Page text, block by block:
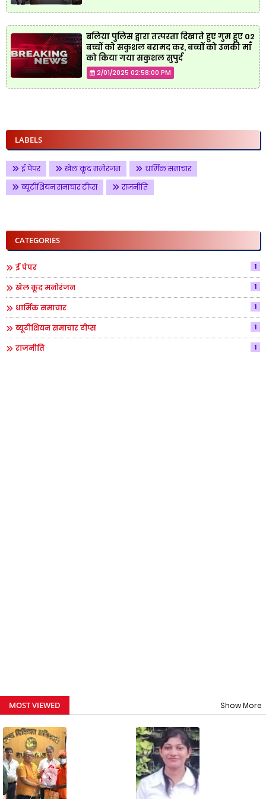
बलिया पुलिस द्वारा तत्परता दिखाते हुए गुम हुए 02
बच्चों को सकुशल बरामद कर, बच्चों को उनकी माँ
को किया गया सकुशल सुपुर्द
2/01/2025 02:58:00 PM
LABELS
ई पेपर खेल कूद मनोरंजन
धार्मिक समाचार
ब्यूटीशियन समाचार टीप्स
राजनीति
CATEGORIES
ई पेपर 1
खेल कूद मनोरंजन 1
धार्मिक समाचार 1
ब्यूटीशियन समाचार टीप्स 1
राजनीति 1
MOST VIEWED Show More